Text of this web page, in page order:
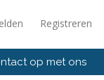
Registreren
op met ons